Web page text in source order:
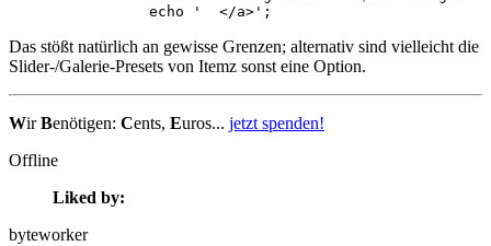
		echo '  </a>';
Das stößt natürlich an gewisse Grenzen; alternativ sind vielleicht die
Slider-/Galerie-Presets von Itemz sonst eine Option.
WirBenötigen: Cents, Euros... jetzt spenden!
Offline
Liked by:
byteworker